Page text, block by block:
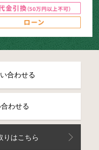
合わせる
わせる
りはこちら